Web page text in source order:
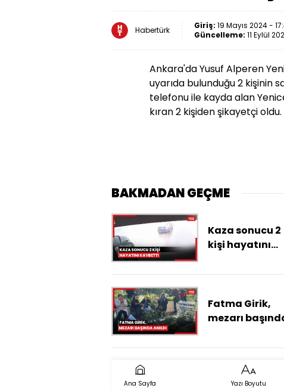
Habertürk Giriş: 19 Mayıs 2024 -
Güncelleme: 11 Eylül
Ankara'da Yusuf Alperen
uyarıda bulunduğu 2 kişinin
telefonu ile kayda alan
kıran 2 kişiden şikayetçi oldu.
BAKMADAN GEÇME
Kaza sonucu 2
kişi hayatını
Fatma Girik,
mezarı
Ana Sayfa Yazı Boyutu